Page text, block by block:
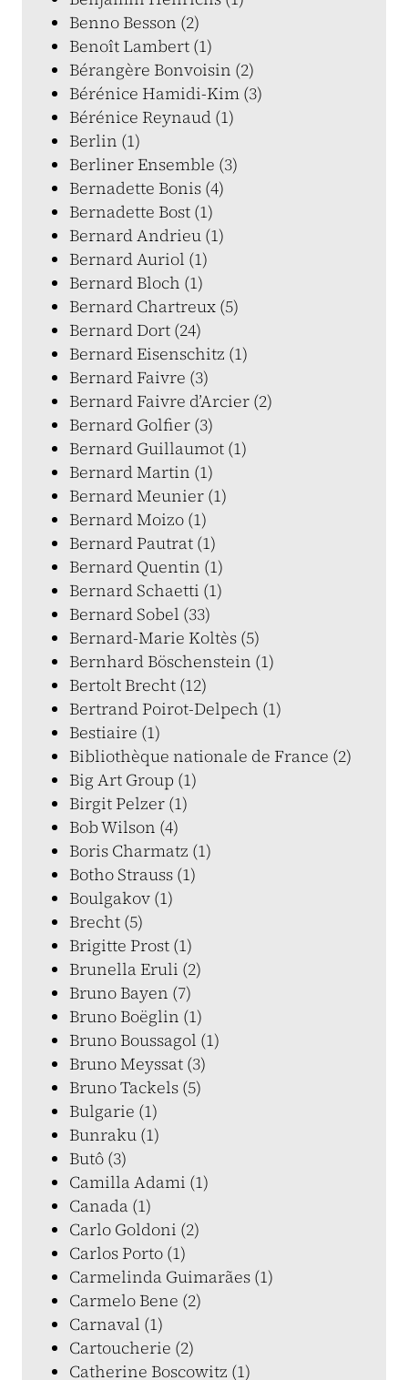
Benno Besson (2)
Benoît Lambert (1)
Bérangère Bonvoisin (2)
Bérénice Hamidi-Kim (3)
Bérénice Reynaud (1)
Berlin (1)
Berliner Ensemble (3)
Bernadette Bonis (4)
Bernadette Bost (1)
Bernard Andrieu (1)
Bernard Auriol (1)
Bernard Bloch (1)
Bernard Chartreux (5)
Bernard Dort (24)
Bernard Eisenschitz (1)
Bernard Faivre (3)
Bernard Faivre d’Arcier (2)
Bernard Golfier (3)
Bernard Guillaumot (1)
Bernard Martin (1)
Bernard Meunier (1)
Bernard Moizo (1)
Bernard Pautrat (1)
Bernard Quentin (1)
Bernard Schaetti (1)
Bernard Sobel (33)
Bernard-Marie Koltès (5)
Bernhard Böschenstein (1)
Bertolt Brecht (12)
Bertrand Poirot-Delpech (1)
Bestiaire (1)
Bibliothèque nationale de France (2)
Big Art Group (1)
Birgit Pelzer (1)
Bob Wilson (4)
Boris Charmatz (1)
Botho Strauss (1)
Boulgakov (1)
Brecht (5)
Brigitte Prost (1)
Brunella Eruli (2)
Bruno Bayen (7)
Bruno Boëglin (1)
Bruno Boussagol (1)
Bruno Meyssat (3)
Bruno Tackels (5)
Bulgarie (1)
Bunraku (1)
Butô (3)
Camilla Adami (1)
Canada (1)
Carlo Goldoni (2)
Carlos Porto (1)
Carmelinda Guimarães (1)
Carmelo Bene (2)
Carnaval (1)
Cartoucherie (2)
Catherine Boscowitz (1)